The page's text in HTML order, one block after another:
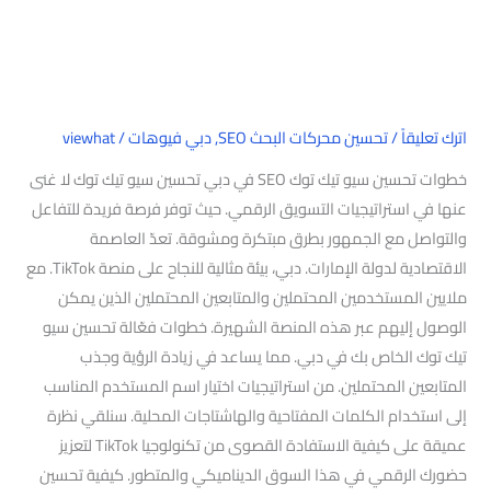
اترك تعليقاً/تحسين محركات البحث SEO ,دبي فيوهات/
viewhat
خطوات تحسين سيو تيك توك SEO في دبي تحسين سيو تيك توك لا غنى
عنها في استراتيجيات التسويق الرقمي. حيث توفر فرصة فريدة للتفاعل
والتواصل مع الجمهور بطرق مبتكرة ومشوقة. تعدّ العاصمة
الاقتصادية لدولة الإمارات. دبي، بيئة مثالية للنجاح على منصة TikTok. مع
ملايين المستخدمين المحتملين والمتابعين المحتملين الذين يمكن
الوصول إليهم عبر هذه المنصة الشهيرة. خطوات فعّالة تحسين سيو
تيك توك الخاص بك في دبي. مما يساعد في زيادة الرؤية وجذب
المتابعين المحتملين. من استراتيجيات اختيار اسم المستخدم المناسب
إلى استخدام الكلمات المفتاحية والهاشتاجات المحلية. سنلقي نظرة
عميقة على كيفية الاستفادة القصوى من تكنولوجيا TikTok لتعزيز
حضورك الرقمي في هذا السوق الديناميكي والمتطور. كيفية تحسين